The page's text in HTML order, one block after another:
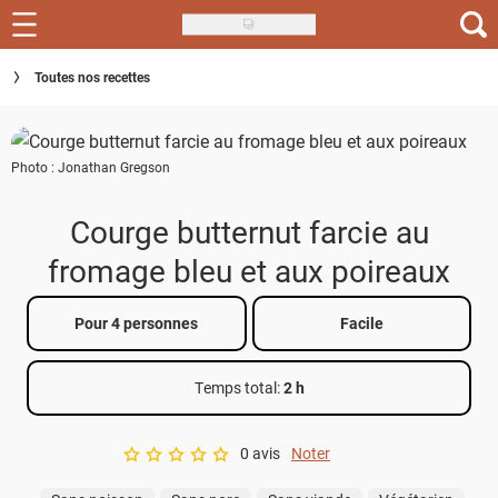
Skip
to
main
Recettes
Inspirations
Conseils
Menu de la semaine
Actus
Téléchargez l'app Saveurs Recettes
Index des recettes
Guide d'achat
Toutes nos recettes
Photo : Jonathan Gregson
Courge butternut farcie au
fromage bleu et aux poireaux
Pour 4 personnes Facile
Temps total:2 h
A star rating of 0 out of 5.
0 avis Noter